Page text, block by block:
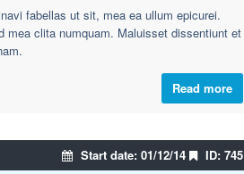
fabellas ut sit, mea ea ullum epicurei.
mea clita numquam. Maluisset dissentiunt et
Read more
Start date: 01/12/14 ID: 745